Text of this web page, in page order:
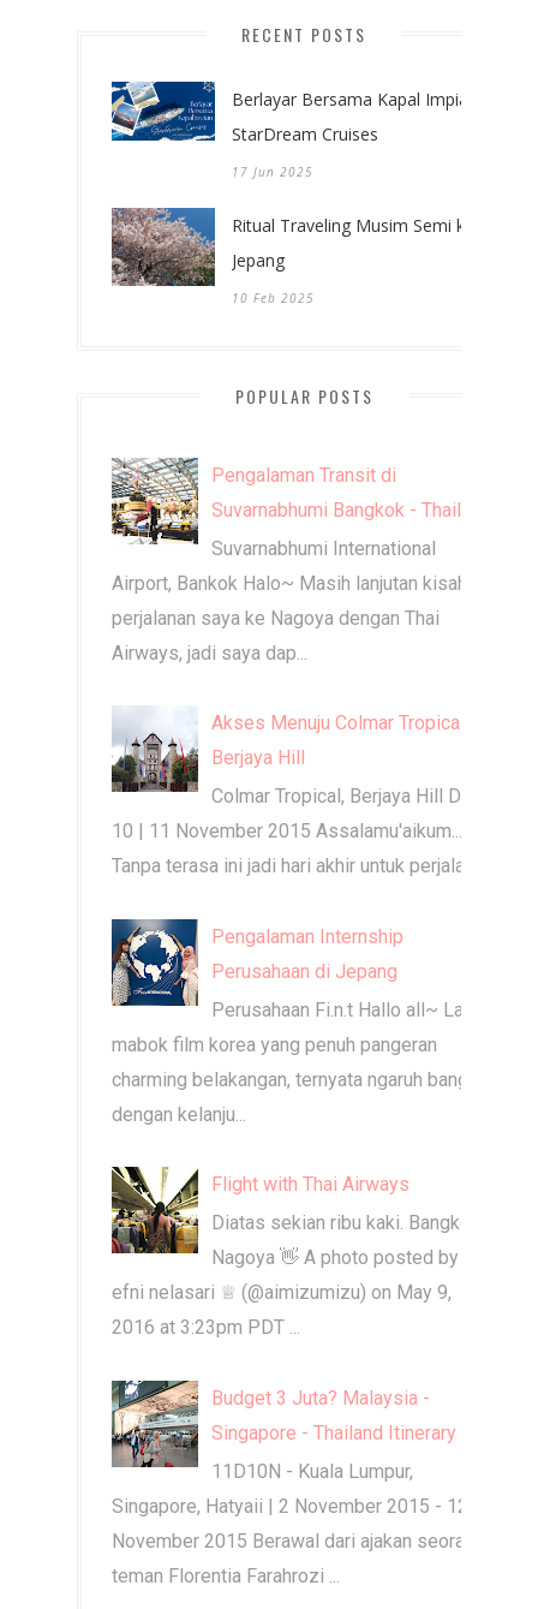
RECENT POSTS
Berlayar Bersama Kapal Impian:
StarDream Cruises
17 Jun 2025
Ritual Traveling Musim Semi ke
Jepang
10 Feb 2025
POPULAR POSTS
Pengalaman Transit di
Suvarnabhumi Bangkok - Thailand
Suvarnabhumi International
Airport, Bankok Halo~ Masih lanjutan kisah
perjalanan saya ke Nagoya dengan Thai
Airways, jadi saya dap...
Akses Menuju Colmar Tropical -
Berjaya Hill
Colmar Tropical, Berjaya Hill Days
10 | 11 November 2015 Assalamu'aikum...
Tanpa terasa ini jadi hari akhir untuk perjalan...
Pengalaman Internship
Perusahaan di Jepang
Perusahaan Fi.n.t Hallo all~ Lagi
mabok film korea yang penuh pangeran
charming belakangan, ternyata ngaruh banget
dengan kelanju...
Flight with Thai Airways
Diatas sekian ribu kaki. Bangkok -
Nagoya 👋 A photo posted by ♕
efni nelasari ♕ (@aimizumizu) on May 9,
2016 at 3:23pm PDT ...
Budget 3 Juta? Malaysia -
Singapore - Thailand Itinerary
11D10N - Kuala Lumpur,
Singapore, Hatyaii | 2 November 2015 - 12
November 2015 Berawal dari ajakan seorang
teman Florentia Farahrozi ...